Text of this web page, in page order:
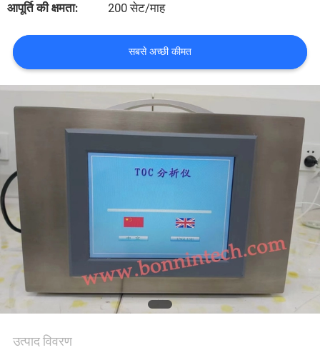
संपर्क
करें
एक
उद्धरण
का
अनुरोध
करें
साइटमैप
PRIVACY
POLICY
आपूर्ति की क्षमता:
200 सेट/माह
सबसे अच्छी कीमत
उत्पाद विवरण